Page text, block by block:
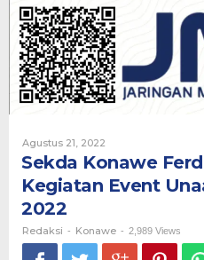
Kegiatan
Unaaha
Color
Run
Agustus 21, 2022
Sekda Konawe
Kegiatan Event
2022
Redaksi - Konawe - 2,989 Views